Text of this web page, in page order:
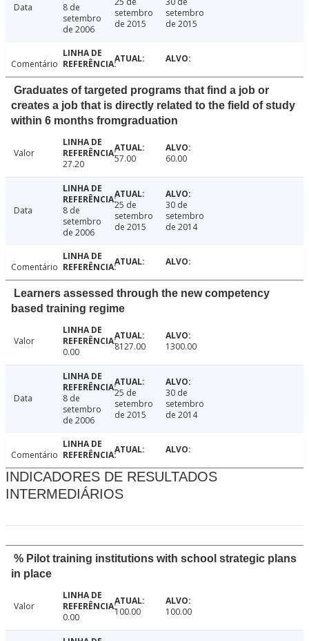
Data
8 de
setembro
de 2006
setembro
de 2015
setembro
de 2015
Comentário
Graduates of targeted programs that find a job or
creates a job that is directly related to the field of study
within 6 months fromgraduation
Valor
27.20
57.00 60.00
Data
8 de
setembro
de 2006
25 de
setembro
de 2015
30 de
setembro
de 2014
Comentário
Learners assessed through the new competency
based training regime
Valor
0.00
8127.00 1300.00
Data
8 de
setembro
de 2006
25 de
setembro
de 2015
30 de
setembro
de 2014
Comentário
INDICADORES DE RESULTADOS
INTERMEDIÁRIOS
% Pilot training institutions with school strategic plans
in place
Valor
0.00
100.00 100.00